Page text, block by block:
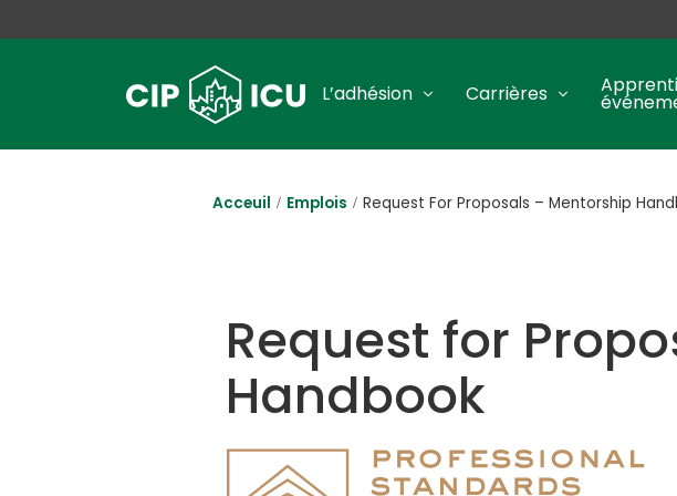
L’adhésion Carrières
Acceuil Emplois Request For Proposals – Mentorship
Request for
Handbook